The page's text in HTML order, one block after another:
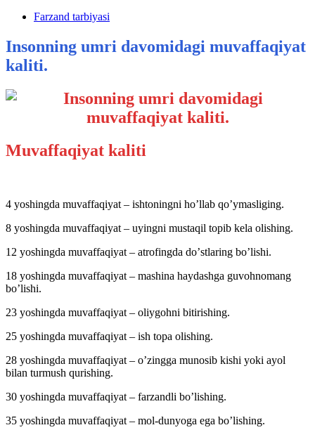
Farzand tarbiyasi
Insonning umri davomidagi muvaffaqiyat
kaliti.
Muvaffaqiyat kaliti
4 yoshingda muvaffaqiyat – ishtoningni hoʼllab qoʼymasliging.
8 yoshingda muvaffaqiyat – uyingni mustaqil topib kela olishing.
12 yoshingda muvaffaqiyat – atrofingda doʼstlaring boʼlishi.
18 yoshingda muvaffaqiyat – mashina haydashga guvohnomang
boʼlishi.
23 yoshingda muvaffaqiyat – oliygohni bitirishing.
25 yoshingda muvaffaqiyat – ish topa olishing.
28 yoshingda muvaffaqiyat – oʼzingga munosib kishi yoki ayol
bilan turmush qurishing.
30 yoshingda muvaffaqiyat – farzandli boʼlishing.
35 yoshingda muvaffaqiyat – mol-dunyoga ega boʼlishing.